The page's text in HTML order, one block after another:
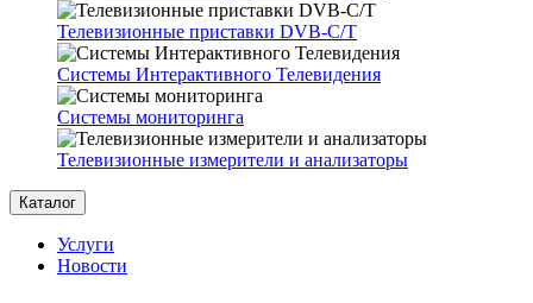
Телевизионные приставки DVB-C/T
Системы Интерактивного Телевидения
Системы мониторинга
Телевизионные измерители и анализаторы
Каталог
Услуги
Новости